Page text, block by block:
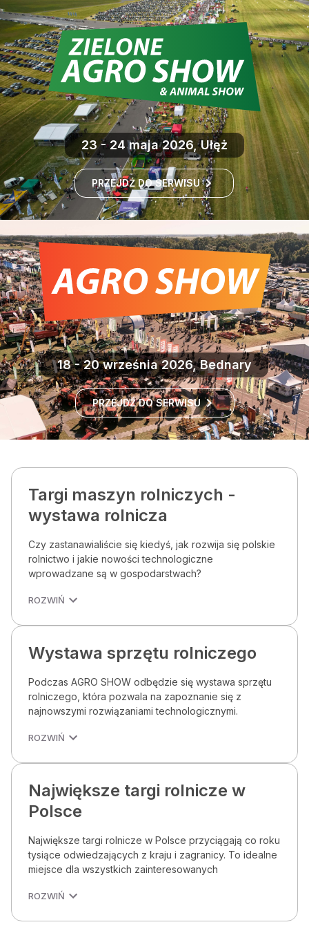
23 - 24 maja 2026, Ułęż
PRZEJDŹ DO SERWISU
18 - 20 września 2026, Bednary
PRZEJDŹ DO SERWISU
Targi maszyn rolniczych -
wystawa rolnicza
Czy zastanawialiście się kiedyś, jak rozwija się polskie
rolnictwo i jakie nowości technologiczne
wprowadzane są w gospodarstwach?
ROZWIŃ
Wystawa sprzętu rolniczego
Podczas AGRO SHOW odbędzie się wystawa sprzętu
rolniczego, która pozwala na zapoznanie się z
najnowszymi rozwiązaniami technologicznymi.
ROZWIŃ
Największe targi rolnicze w
Polsce
Największe targi rolnicze w Polsce przyciągają co roku
tysiące odwiedzających z kraju i zagranicy. To idealne
miejsce dla wszystkich zainteresowanych
ROZWIŃ